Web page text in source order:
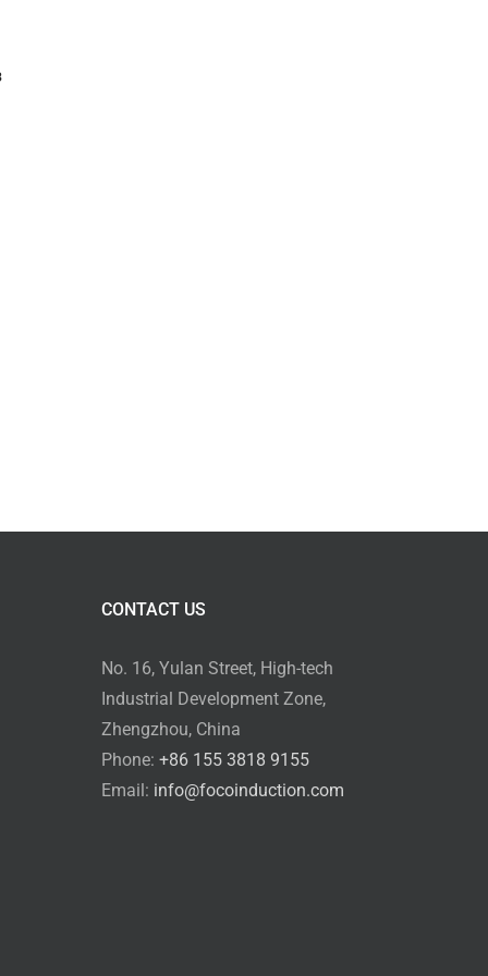
CONTACT US
No. 16, Yulan Street, High-tech
Industrial Development Zone,
Zhengzhou, China
Phone: +86 155 3818 9155
Email: info@focoinduction.com